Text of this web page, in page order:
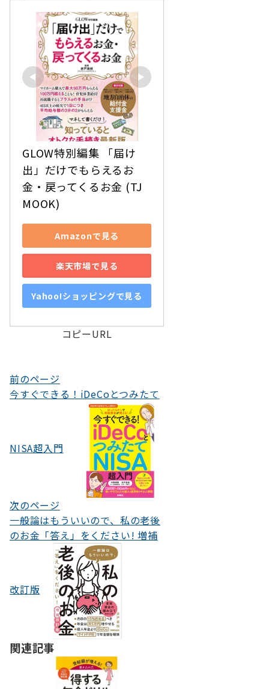
GLOW特別編集 「届け
出」だけでもらえるお
金・戻ってくるお金 (TJ
MOOK)
Amazonで見る
楽天市場で見る
Yahoo!ショッピングで見る
コピーURL
投
稿
ビ
シ
ョ
ン
前のページ
今すぐできる！iDeCoとつみたて
NISA超入門
次のページ
一般論はもういいので、私の老後
のお金「答え」をください! 増補
改訂版
関連記事